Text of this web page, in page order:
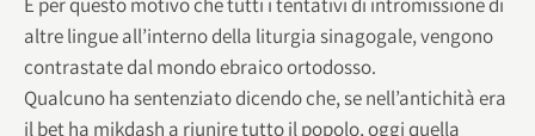
altre lingue all’interno della liturgia sinagogale, vengono
contrastate dal mondo ebraico ortodosso.
Qualcuno ha sentenziato dicendo che, se nell’antichità era
il bet ha mikdash a riunire tutto il popolo, oggi quella